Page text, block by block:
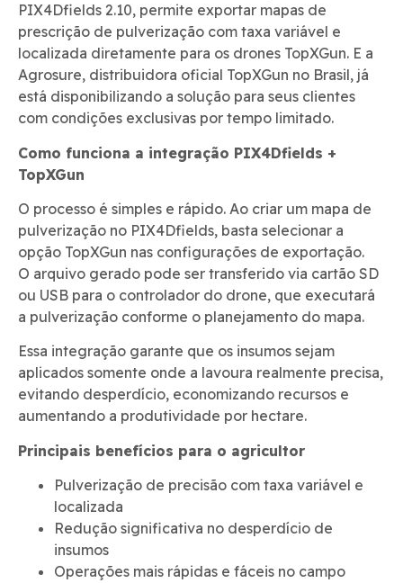
PIX4Dfields 2.10, permite exportar mapas de
prescrição de pulverização com taxa variável e
localizada diretamente para os drones TopXGun. E a
Agrosure, distribuidora oficial TopXGun no Brasil, já
está disponibilizando a solução para seus clientes
com condições exclusivas por tempo limitado.
Como funciona a integração PIX4Dfields +
TopXGun
O processo é simples e rápido. Ao criar um mapa de
pulverização no PIX4Dfields, basta selecionar a
opção TopXGun nas configurações de exportação.
O arquivo gerado pode ser transferido via cartão SD
ou USB para o controlador do drone, que executará
a pulverização conforme o planejamento do mapa.
Essa integração garante que os insumos sejam
aplicados somente onde a lavoura realmente precisa,
evitando desperdício, economizando recursos e
aumentando a produtividade por hectare.
Principais benefícios para o agricultor
Pulverização de precisão com taxa variável e
localizada
Redução significativa no desperdício de
insumos
Operações mais rápidas e fáceis no campo